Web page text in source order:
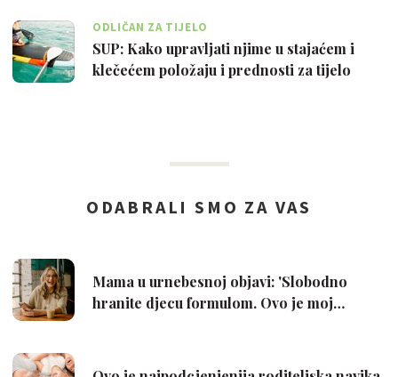
ODLIČAN ZA TIJELO
SUP: Kako upravljati njime u stajaćem i
klečećem položaju i prednosti za tijelo